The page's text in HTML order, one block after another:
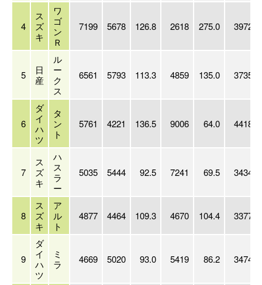
4
ス
ズ
キ
ワ
ゴ
ン
Ｒ
7199 5678 126.8 2618 275.0 39728
5
日
産
ル
ー
ク
ス
6561 5793 113.3 4859 135.0 37351
6
ダ
イ
ハ
ツ
タ
ン
ト
5761 4221 136.5 9006 64.0 44188
7
ス
ズ
キ
ハ
ス
ラ
ー
5035 5444 92.5 7241 69.5 34349
8
ス
ズ
キ
ア
ル
ト
4877 4464 109.3 4670 104.4 33770
9
ダ
イ
ハ
ツ
ミ
ラ
4669 5020 93.0 5419 86.2 34747